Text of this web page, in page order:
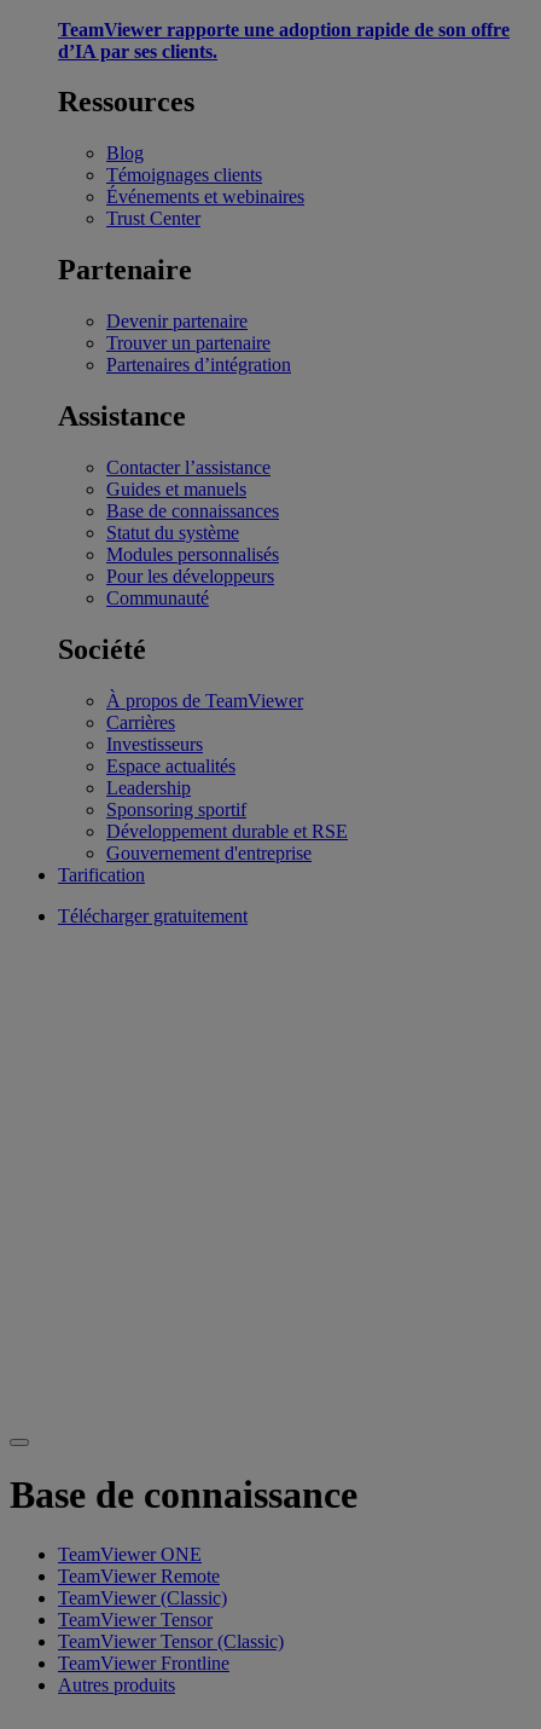
TeamViewer rapporte une adoption rapide de son offre
d’IA par ses clients.
Ressources
Blog
Témoignages clients
Événements et webinaires
Trust Center
Partenaire
Devenir partenaire
Trouver un partenaire
Partenaires d’intégration
Assistance
Contacter l’assistance
Guides et manuels
Base de connaissances
Statut du système
Modules personnalisés
Pour les développeurs
Communauté
Société
À propos de TeamViewer
Carrières
Investisseurs
Espace actualités
Leadership
Sponsoring sportif
Développement durable et RSE
Gouvernement d'entreprise
Tarification
Télécharger gratuitement
Base de connaissance
TeamViewer ONE
TeamViewer Remote
TeamViewer (Classic)
TeamViewer Tensor
TeamViewer Tensor (Classic)
TeamViewer Frontline
Autres produits